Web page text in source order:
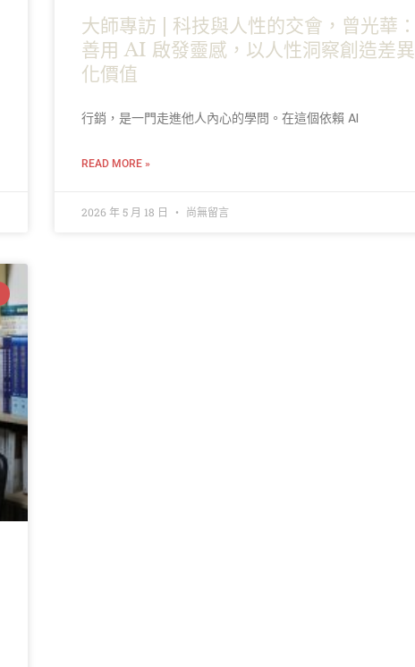
大師專訪 | 科技與人性的交會，曾光華：
善用 AI 啟發靈感，以人性洞察創造差異
化價值
行銷，是一門走進他人內心的學問。在這個依賴 AI
READ MORE »
2026 年 5 月 18 日 尚無留言